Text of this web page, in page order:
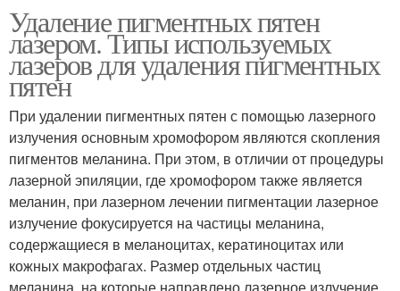
Удаление пигментных пятен
лазером. Типы используемых
лазеров для удаления пигментных
пятен
При удалении пигментных пятен с помощью лазерного
излучения основным хромофором являются скопления
пигментов меланина. При этом, в отличии от процедуры
лазерной эпиляции, где хромофором также является
меланин, при лазерном лечении пигментации лазерное
излучение фокусируется на частицы меланина,
содержащиеся в меланоцитах, кератиноцитах или
кожных макрофагах. Размер отдельных частиц
меланина, на которые направлено лазерное излучение,